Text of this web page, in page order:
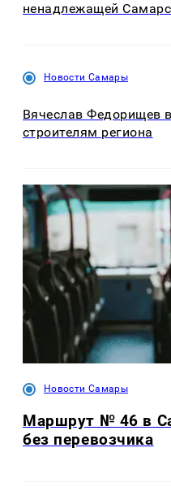
ненадлежащей
Новости Самары
Вячеслав Федорищев
строителям региона
Новости Самары
Маршрут № 46 в
без перевозчика